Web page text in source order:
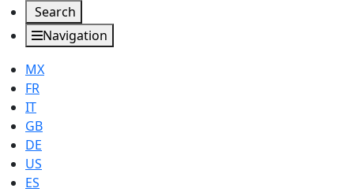
Search
Navigation
MX
FR
IT
GB
DE
US
ES